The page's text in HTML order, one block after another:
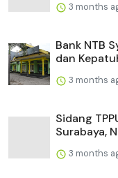
3 months
Bank NTB
dan
3 months
Sidang
Surabaya,
3 months